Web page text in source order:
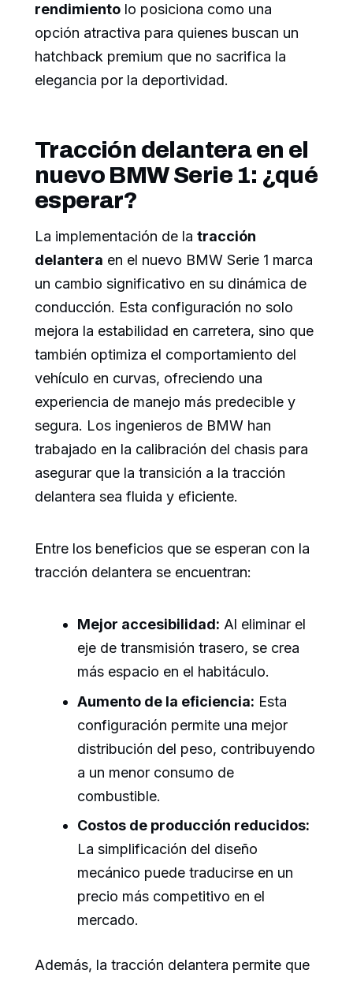
rendimiento lo posiciona como una
opción atractiva para quienes buscan un
hatchback premium que no sacrifica la
elegancia por la deportividad.
Tracción delantera en el
nuevo BMW Serie 1: ¿qué
esperar?
La implementación de la tracción
delantera en el nuevo BMW Serie 1 marca
un cambio significativo en su dinámica de
conducción. Esta configuración no solo
mejora la estabilidad en carretera, sino que
también optimiza el comportamiento del
vehículo en curvas, ofreciendo una
experiencia de manejo más predecible y
segura. Los ingenieros de BMW han
trabajado en la calibración del chasis para
asegurar que la transición a la tracción
delantera sea fluida y eficiente.
Entre los beneficios que se esperan con la
tracción delantera se encuentran:
Mejor accesibilidad: Al eliminar el
eje de transmisión trasero, se crea
más espacio en el habitáculo.
Aumento de la eficiencia: Esta
configuración permite una mejor
distribución del peso, contribuyendo
a un menor consumo de
combustible.
Costos de producción reducidos:
La simplificación del diseño
mecánico puede traducirse en un
precio más competitivo en el
mercado.
Además, la tracción delantera permite que